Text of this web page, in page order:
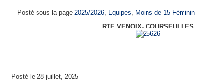
Posté sous la page 2025/2026, Equipes, Moins de 15 Féminin
RTE VENOIX- COURSEULLES
Posté le 28 juillet, 2025